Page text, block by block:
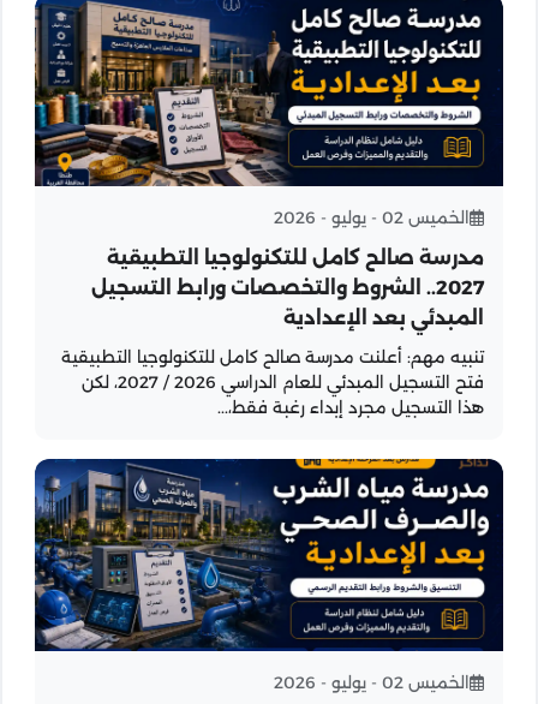
الخميس 02 - يوليو - 2026
مدرسة صالح كامل للتكنولوجيا التطبيقية
2027.. الشروط والتخصصات ورابط التسجيل
المبدئي بعد الإعدادية
تنبيه مهم: أعلنت مدرسة صالح كامل للتكنولوجيا التطبيقية
فتح التسجيل المبدئي للعام الدراسي 2026 / 2027، لكن
هذا التسجيل مجرد إبداء رغبة فقط،...
الخميس 02 - يوليو - 2026